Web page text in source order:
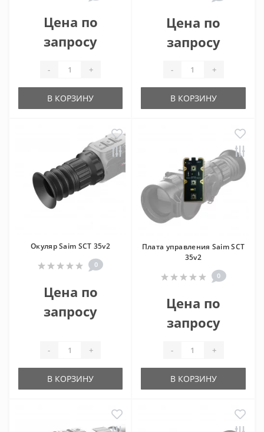
Цена по
запросу
- +
В КОРЗИНУ
Цена по
запросу
- +
В КОРЗИНУ
Окуляр Saim SCT 35v2
0
Цена по
запросу
- +
В КОРЗИНУ
Плата управления Saim SCT
35v2
0
Цена по
запросу
- +
В КОРЗИНУ